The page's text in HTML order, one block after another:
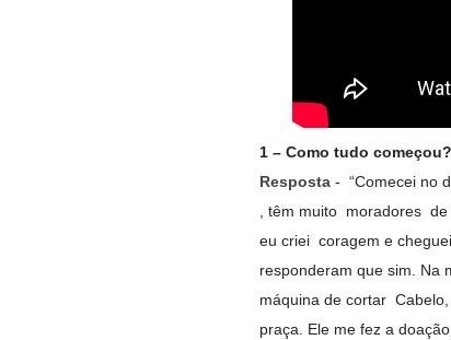
1 – Como tudo começou?
Resposta - “Comecei no
, têm muito moradores
eu criei coragem e
responderam que sim. Na
máquina de cortar
praça. Ele me fez a